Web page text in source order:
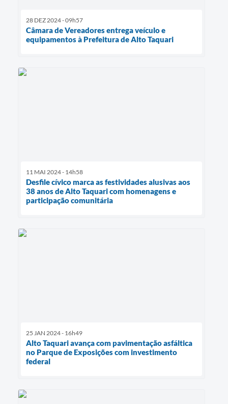
28 DEZ 2024 - 09h57
Câmara de Vereadores entrega veículo e
equipamentos à Prefeitura de Alto Taquari
11 MAI 2024 - 14h58
Desfile cívico marca as festividades alusivas aos
38 anos de Alto Taquari com homenagens e
participação comunitária
25 JAN 2024 - 16h49
Alto Taquari avança com pavimentação asfáltica
no Parque de Exposições com investimento
federal